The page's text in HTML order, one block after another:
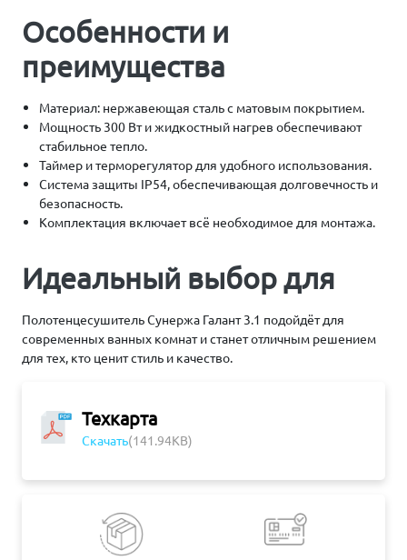
Техкарта
Скачать(141.94KB)
Особенности и
преимущества
Материал: нержавеющая сталь с матовым покрытием.
Мощность 300 Вт и жидкостный нагрев обеспечивают
стабильное тепло.
Таймер и терморегулятор для удобного использования.
Система защиты IP54, обеспечивающая долговечность и
безопасность.
Комплектация включает всё необходимое для монтажа.
Идеальный выбор для
Полотенцесушитель Сунержа Галант 3.1 подойдёт для
современных ванных комнат и станет отличным решением
для тех, кто ценит стиль и качество.